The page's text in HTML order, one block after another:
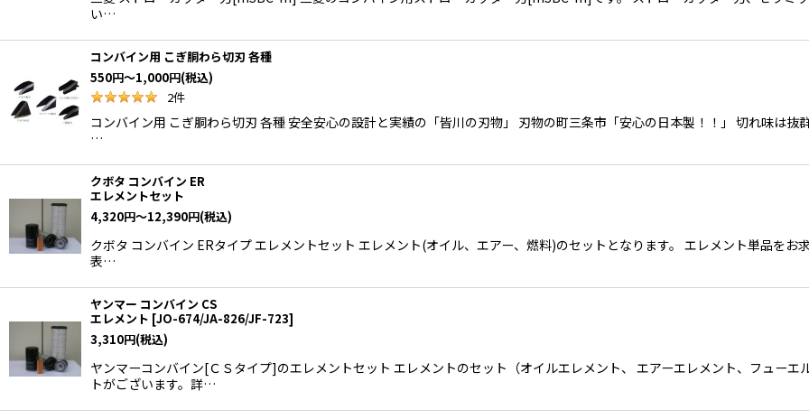
い…
コンバイン用 こぎ胴わら切刃 各種
550円～1,000円(税込)
2件
コンバイン用 こぎ胴わら切刃 各種 安全安心の設計と実績の「皆川の刃物」 刃物の町三条市「安心の日本製！！」 切れ味は
…
クボタ コンバイン ER
エレメントセット
4,320円～12,390円(税込)
クボタ コンバイン ERタイプ エレメントセット エレメント(オイル、エアー、燃料)のセットとなります。 エレメント単品を
表…
ヤンマー コンバイン CS
エレメント [JO-674/JA-826/JF-723]
3,310円(税込)
ヤンマーコンバイン[ＣＳタイプ]のエレメントセット エレメントのセット（オイルエレメント、 エアーエレメント、フュー
トがございます。詳…